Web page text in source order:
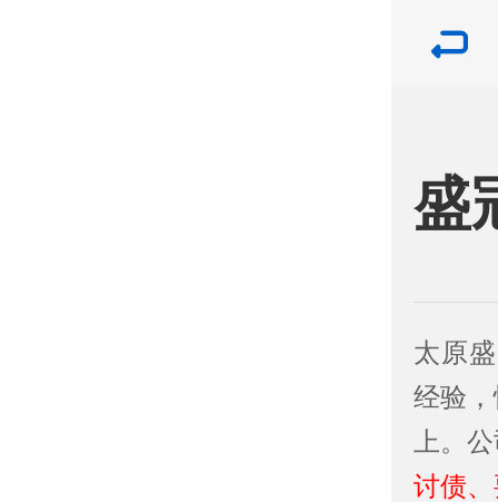
盛
太原
经验
上。
讨债